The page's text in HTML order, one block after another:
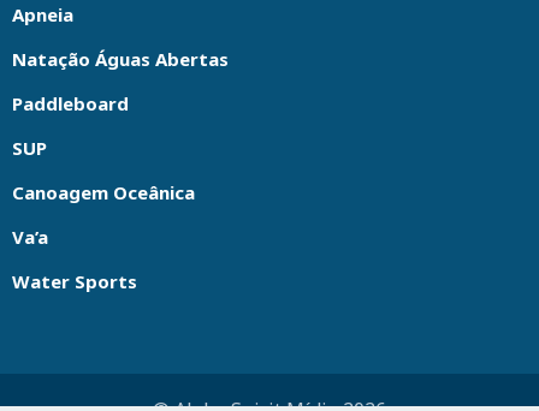
Apneia
Natação Águas Abertas
Paddleboard
SUP
Canoagem Oceânica
Va’a
Water Sports